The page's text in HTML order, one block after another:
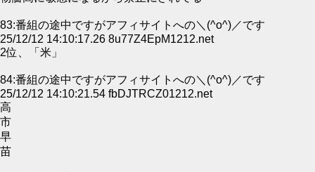
83:番組の途中ですがアフィサイトへの＼(^o^)／です
25/12/12 14:10:17.26 8u77Z4EpM1212.net
2位、「米」
84:番組の途中ですがアフィサイトへの＼(^o^)／です
25/12/12 14:10:21.54 fbDJTRCZ01212.net
高
市
早
苗